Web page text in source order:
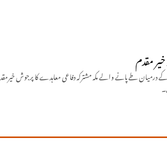
مقدم
درمیان طے پانے والے مکہ مشترکہ دفاعی معاہدے کا پرجوش